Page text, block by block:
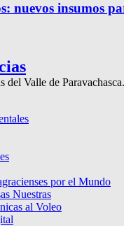
nuevos insumos
del Valle de Paravachasca.
por el Mundo
Nuestras
al Voleo